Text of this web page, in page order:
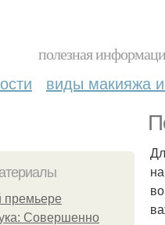
полезная
виды макияжа
премьере
Совершенно